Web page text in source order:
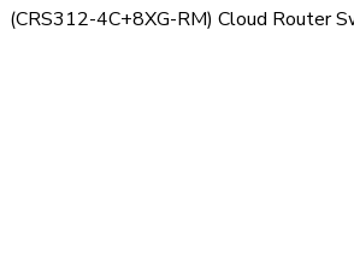
(CRS312-4C+8XG-RM) Cloud Router